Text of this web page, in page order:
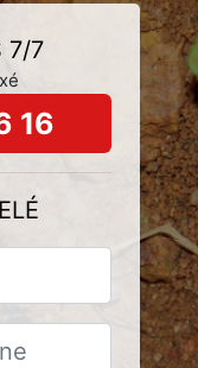
7/7
16